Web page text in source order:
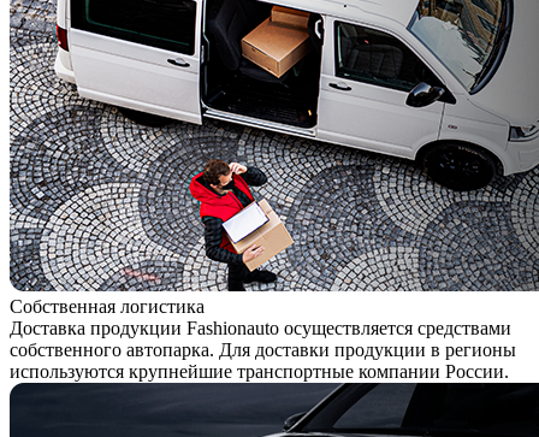
Собственная логистика
Доставка продукции Fashionauto осуществляется средствами
собственного автопарка. Для доставки продукции в регионы
используются крупнейшие транспортные компании России.